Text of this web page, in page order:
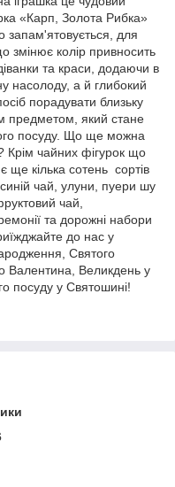
«Карп, Золота Рибка»
для
змінює колір привносить
та краси, додаючи в
насолоду, а й глибокий
порадувати близьку
предметом, який стане
посуду. Що ще можна
Крім чайних фігурок що
ще кілька сотень сортів
чай, улуни, пуери шу
чай,
та дорожні набори
до нас у
Святого
Валентина, Великдень у
посуду у Святошині!